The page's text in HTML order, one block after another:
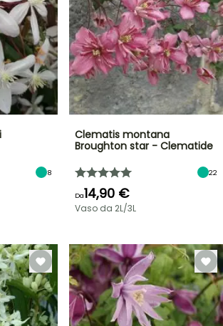
8
Clematis montana
Broughton star - Clematide
22
Da14,90 €
Vaso da 2L/3L